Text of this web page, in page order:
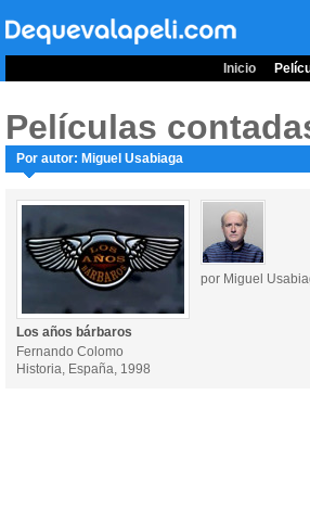
Inicio
Películas
Por autor: Miguel Usabiaga
por Miguel
Los años bárbaros
Fernando Colomo
Historia, España, 1998